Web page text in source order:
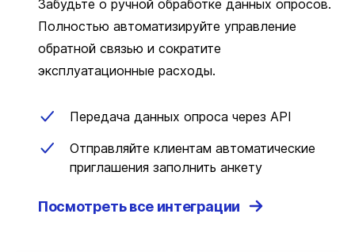
Забудьте о ручной обработке данных опросов.
Полностью автоматизируйте управление
обратной связью и сократите
эксплуатационные расходы.
Передача данных опроса через API
Отправляйте клиентам автоматические
приглашения заполнить анкету
Посмотреть все интеграции